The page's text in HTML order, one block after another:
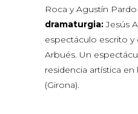
Roca y Agustín Pardo
dramaturgia:Jesús
espectáculo escrito y
Arbués. Un
residencia artística
(Girona).